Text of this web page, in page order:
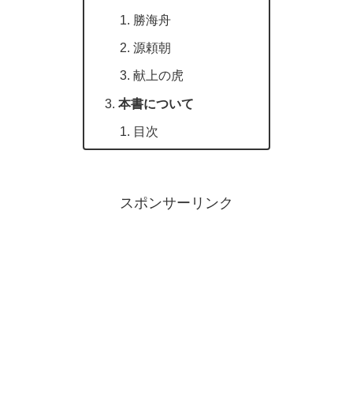
勝海舟
源頼朝
献上の虎
本書について
目次
スポンサーリンク